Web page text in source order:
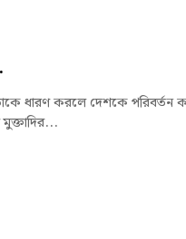
ধারণ করলে দেশকে পরিবর্তন